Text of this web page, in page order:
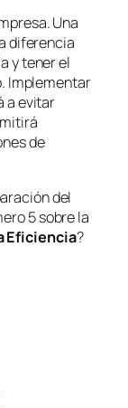
Una
diferencia
y tener el
Implementar
a evitar
de
del
5 sobre la
Eficiencia?